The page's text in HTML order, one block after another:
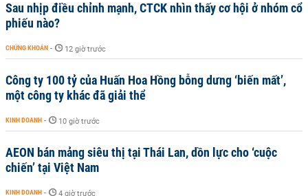
Sau nhịp điều chỉnh mạnh, CTCK nhìn thấy cơ hội ở nhóm cổ
phiếu nào?
CHỨNG KHOÁN - 12 giờ trước
Công ty 100 tỷ của Huấn Hoa Hồng bỗng dưng ‘biến mất’,
một công ty khác đã giải thể
KINH DOANH - 10 giờ trước
AEON bán mảng siêu thị tại Thái Lan, dồn lực cho ‘cuộc
chiến’ tại Việt Nam
KINH DOANH - 4 giờ trước